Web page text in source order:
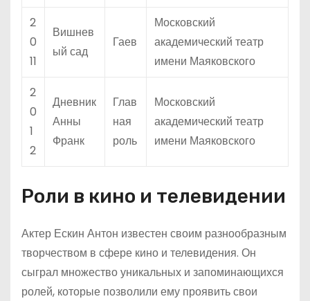
2
0
11
Вишнев
ый сад
Гаев
Московский
академический театр
имени Маяковского
2
0
1
2
Дневник
Анны
Франк
Глав
ная
роль
Московский
академический театр
имени Маяковского
Роли в кино и телевидении
Актер Ескин Антон известен своим разнообразным
творчеством в сфере кино и телевидения. Он
сыграл множество уникальных и запоминающихся
ролей, которые позволили ему проявить свои